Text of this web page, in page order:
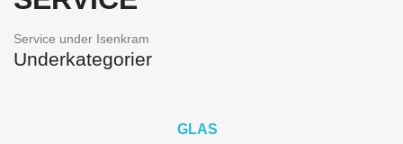
Service under Isenkram
Underkategorier
GLAS